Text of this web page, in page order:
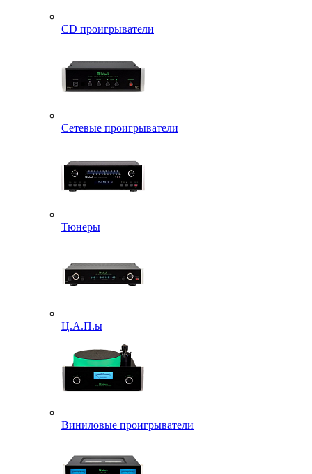
CD проигрыватели
Сетевые проигрыватели
Тюнеры
Ц.А.П.ы
Виниловые проигрыватели